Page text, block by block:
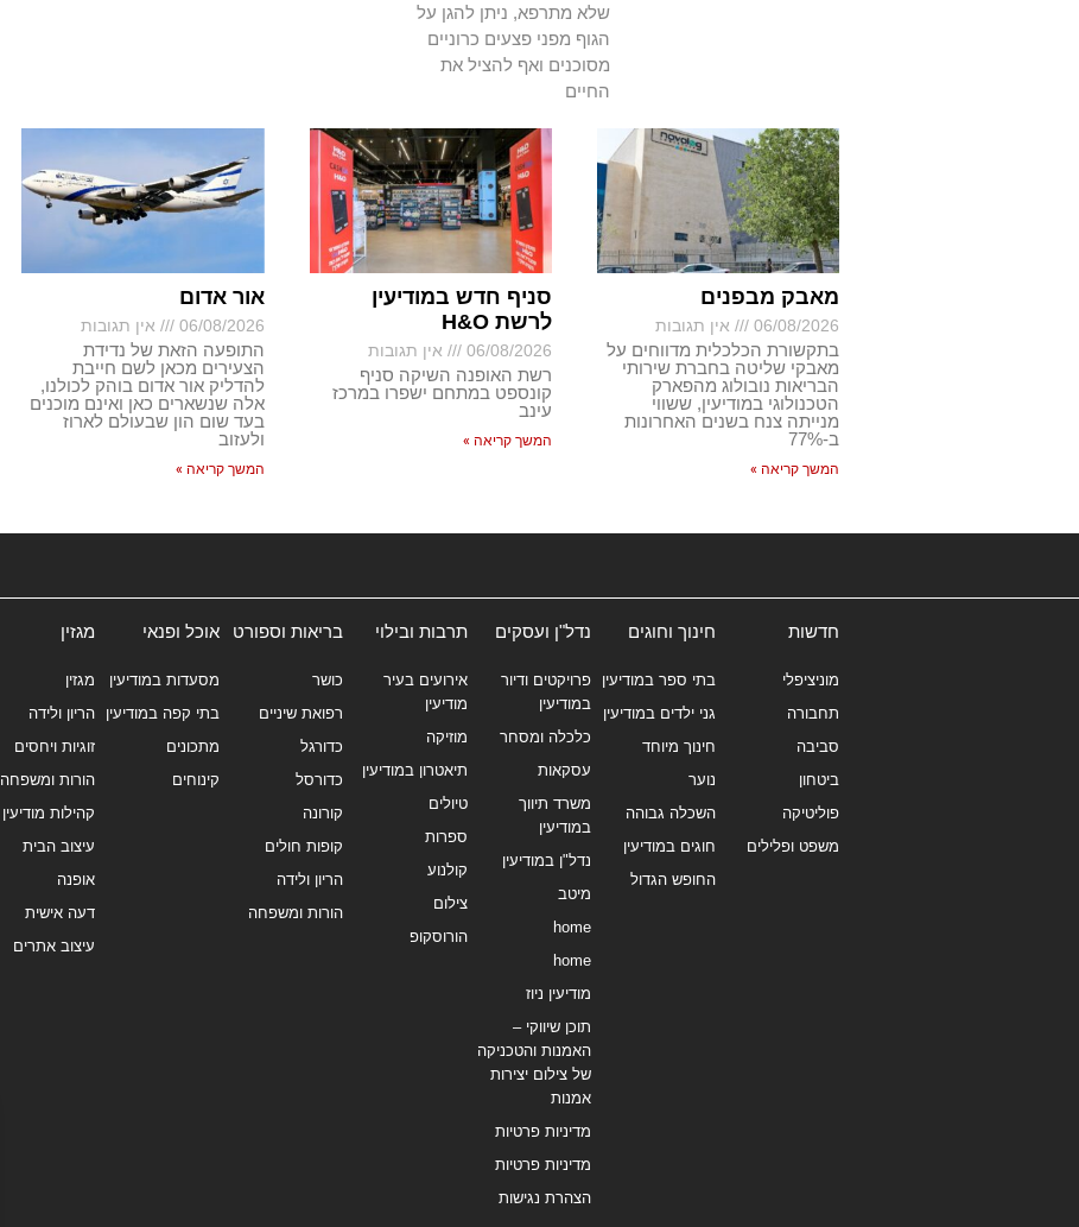
שלא מתרפא, ניתן להגן על
הגוף מפני פצעים כרוניים
מסוכנים ואף להציל את
החיים
מאבק מבפנים
06/08/2026 אין תגובות
בתקשורת הכלכלית מדווחים על
מאבקי שליטה בחברת שירותי
הבריאות נובולוג מהפארק
הטכנולוגי במודיעין, ששווי
מנייתה צנח בשנים האחרונות
ב-77%
המשך קריאה »
סניף חדש במודיעין
לרשת H&O
06/08/2026 אין תגובות
רשת האופנה השיקה סניף
קונספט במתחם ישפרו במרכז
עינב
המשך קריאה »
אור אדום
06/08/2026 אין תגובות
התופעה הזאת של נדידת
הצעירים מכאן לשם חייבת
להדליק אור אדום בוהק לכולנו,
אלה שנשארים כאן ואינם מוכנים
בעד שום הון שבעולם לארוז
ולעזוב
המשך קריאה »
חדשות
מוניציפלי
תחבורה
סביבה
ביטחון
פוליטיקה
משפט ופלילים
חינוך וחוגים
בתי ספר במודיעין
גני ילדים במודיעין
חינוך מיוחד
נוער
השכלה גבוהה
חוגים במודיעין
החופש הגדול
נדל"ן ועסקים
פרויקטים ודיור
במודיעין
כלכלה ומסחר
עסקאות
משרד תיווך
במודיעין
נדל"ן במודיעין
מיטב
home
home
מודיעין ניוז
תוכן שיווקי –
האמנות והטכניקה
של צילום יצירות
אמנות
מדיניות פרטיות
מדיניות פרטיות
הצהרת נגישות
תרבות ובילוי
אירועים בעיר
מודיעין
מוזיקה
תיאטרון במודיעין
טיולים
ספרות
קולנוע
צילום
הורוסקופ
בריאות וספורט
כושר
רפואת שיניים
כדורגל
כדורסל
קורונה
קופות חולים
הריון ולידה
הורות ומשפחה
אוכל ופנאי
מסעדות במודיעין
בתי קפה במודיעין
מתכונים
קינוחים
מגזין
מגזין
הריון ולידה
זוגיות ויחסים
הורות ומשפחה
קהילות מודיעין
עיצוב הבית
אופנה
דעה אישית
עיצוב אתרים